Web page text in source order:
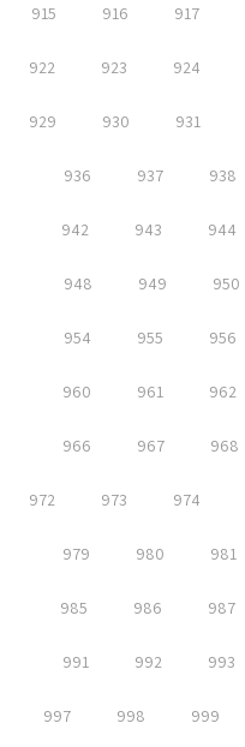
915 916 917
922 923 924
929 930 931
936 937 938
942 943 944
948 949 950
954 955 956
960 961 962
966 967 968
972 973 974
979 980 981
985 986 987
991 992 993
997 998 999